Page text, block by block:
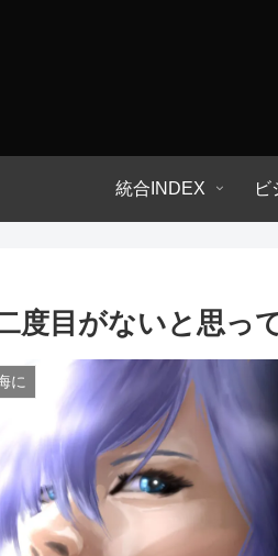
統合INDEX ビ
度目がないと思っ
に